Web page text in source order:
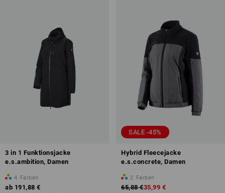
3 in 1 Funktionsjacke
e.s.ambition, Damen
4 Farben
ab 191,88 €
SALE -45%
Hybrid Fleecejacke
e.s.concrete, Damen
2 Farben
65,88 €35,99 €